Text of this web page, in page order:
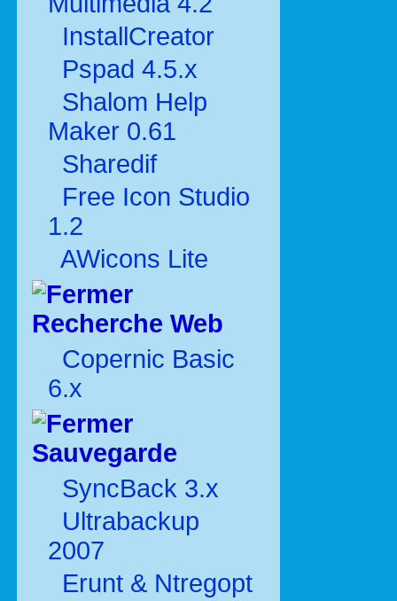
InstallCreator
Pspad 4.5.x
Shalom Help
Maker 0.61
Sharedif
Free Icon Studio
1.2
AWicons Lite
Recherche Web
Copernic Basic
6.x
Sauvegarde
SyncBack 3.x
Ultrabackup
2007
Erunt & Ntregopt